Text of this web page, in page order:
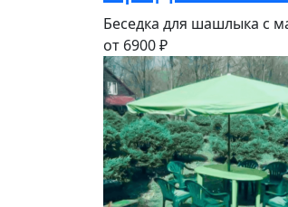
Беседка для шашлыка с
от 6900₽